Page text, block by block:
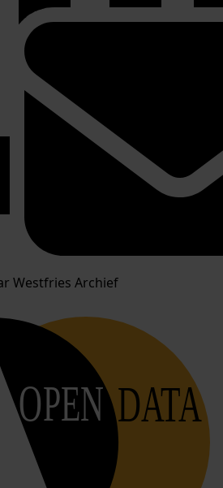
Westfries Archief
OPEN DATA